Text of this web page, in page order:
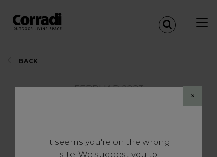
×
It seems you're on the wrong
site. We suggest you to
BACK
FEBRUAR 2023
Vertiefungen